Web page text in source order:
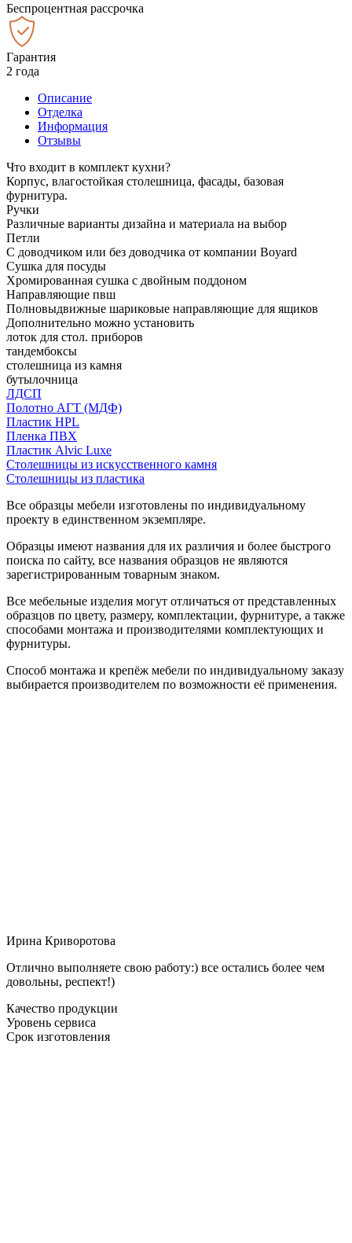
Беспроцентная рассрочка
Гарантия
2 года
Описание
Отделка
Информация
Отзывы
Что входит в комплект кухни?
Корпус, влагостойкая столешница, фасады, базовая
фурнитура.
Ручки
Различные варианты дизайна и материала на выбор
Петли
С доводчиком или без доводчика от компании Boyard
Сушка для посуды
Хромированная сушка с двойным поддоном
Направляющие пвш
Полновыдвижные шариковые направляющие для ящиков
Дополнительно можно установить
лоток для стол. приборов
тандембоксы
столешница из камня
бутылочница
ЛДСП
Полотно АГТ (МДФ)
Пластик HPL
Пленка ПВХ
Пластик Alvic Luxe
Столешницы из искусственного камня
Столешницы из пластика
Все образцы мебели изготовлены по индивидуальному
проекту в единственном экземпляре.
Образцы имеют названия для их различия и более быстрого
поиска по сайту, все названия образцов не являются
зарегистрированным товарным знаком.
Все мебельные изделия могут отличаться от представленных
образцов по цвету, размеру, комплектации, фурнитуре, а также
способами монтажа и производителями комплектующих и
фурнитуры.
Способ монтажа и крепёж мебели по индивидуальному заказу
выбирается производителем по возможности её применения.
Ирина Криворотова
Отлично выполняете свою работу:) все остались более чем
довольны, респект!)
Качество продукции
Уровень сервиса
Срок изготовления